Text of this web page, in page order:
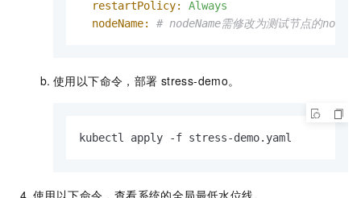
restartPolicy:
Always
nodeName:
# nodeName需修改为测试节点的
使用以下命令，部署 stress-demo。
kubectl apply -f stress-demo.yaml